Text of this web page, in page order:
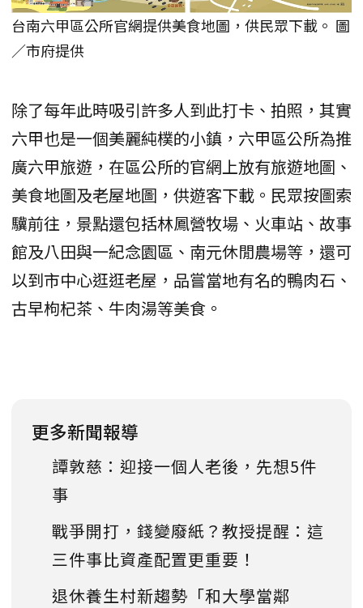
台南六甲區公所官網提供美食地圖，供民眾下載。 圖
／市府提供
除了每年此時吸引許多人到此打卡、拍照，其實
六甲也是一個美麗純樸的小鎮，六甲區公所為推
廣六甲旅遊，在區公所的官網上放有旅遊地圖、
美食地圖及老屋地圖，供遊客下載。民眾按圖索
驥前往，景點還包括林鳳營牧場、火車站、故事
館及八田與一紀念園區、南元休閒農場等，還可
以到市中心逛逛老屋，品嘗當地有名的鴨肉石、
古早枸杞茶、牛肉湯等美食。
更多新聞報導
譚敦慈：迎接一個人老後，先想5件
事
戰爭開打，錢變廢紙？教授提醒：這
三件事比資產配置更重要！
退休養生村新趨勢「和大學當鄰